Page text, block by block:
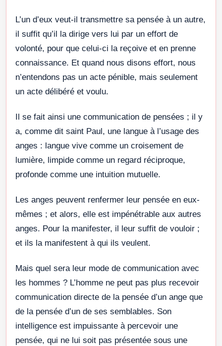
L’un d’eux veut-il transmettre sa pensée à un autre,
il suffit qu’il la dirige vers lui par un effort de
volonté, pour que celui-ci la reçoive et en prenne
connaissance. Et quand nous disons effort, nous
n’entendons pas un acte pénible, mais seulement
un acte délibéré et voulu.
Il se fait ainsi une communication de pensées ; il y
a, comme dit saint Paul, une langue à l’usage des
anges : langue vive comme un croisement de
lumière, limpide comme un regard réciproque,
profonde comme une intuition mutuelle.
Les anges peuvent renfermer leur pensée en eux-
mêmes ; et alors, elle est impénétrable aux autres
anges. Pour la manifester, il leur suffit de vouloir ;
et ils la manifestent à qui ils veulent.
Mais quel sera leur mode de communication avec
les hommes ? L’homme ne peut pas plus recevoir
communication directe de la pensée d’un ange que
de la pensée d’un de ses semblables. Son
intelligence est impuissante à percevoir une
pensée, qui ne lui soit pas présentée sous une